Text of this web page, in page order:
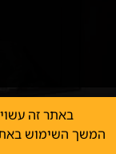
כל
באתר זה
המשך השימוש